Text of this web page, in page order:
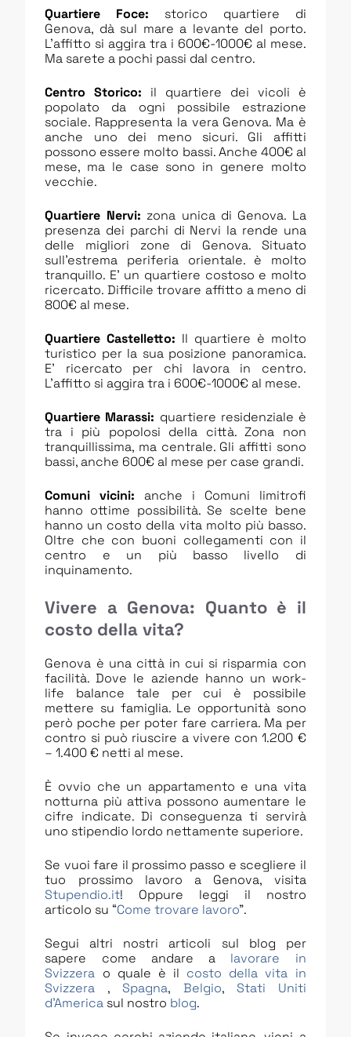
Quartiere Foce: storico quartiere di
Genova, dà sul mare a levante del porto.
L’affitto si aggira tra i 600€-1000€ al mese.
Ma sarete a pochi passi dal centro.
Centro Storico: il quartiere dei vicoli è
popolato da ogni possibile estrazione
sociale. Rappresenta la vera Genova. Ma è
anche uno dei meno sicuri. Gli affitti
possono essere molto bassi. Anche 400€ al
mese, ma le case sono in genere molto
vecchie.
Quartiere Nervi: zona unica di Genova. La
presenza dei parchi di Nervi la rende una
delle migliori zone di Genova. Situato
sull’estrema periferia orientale. è molto
tranquillo. E’ un quartiere costoso e molto
ricercato. Difficile trovare affitto a meno di
800€ al mese.
Quartiere Castelletto: Il quartiere è molto
turistico per la sua posizione panoramica.
E’ ricercato per chi lavora in centro.
L’affitto si aggira tra i 600€-1000€ al mese.
Quartiere Marassi: quartiere residenziale è
tra i più popolosi della città. Zona non
tranquillissima, ma centrale. Gli affitti sono
bassi, anche 600€ al mese per case grandi.
Comuni vicini: anche i Comuni limitrofi
hanno ottime possibilità. Se scelte bene
hanno un costo della vita molto più basso.
Oltre che con buoni collegamenti con il
centro e un più basso livello di
inquinamento.
Vivere a Genova: Quanto è il
costo della vita?
Genova è una città in cui si risparmia con
facilità. Dove le aziende hanno un work-
life balance tale per cui è possibile
mettere su famiglia. Le opportunità sono
però poche per poter fare carriera. Ma per
contro si può riuscire a vivere con 1.200 €
– 1.400 € netti al mese.
È ovvio che un appartamento e una vita
notturna più attiva possono aumentare le
cifre indicate. Di conseguenza ti servirà
uno stipendio lordo nettamente superiore.
Se vuoi fare il prossimo passo e scegliere il
tuo prossimo lavoro a Genova, visita
Stupendio.it! Oppure leggi il nostro
articolo su “Come trovare lavoro”.
Segui altri nostri articoli sul blog per
sapere come andare a lavorare in
Svizzera o quale è il costo della vita in
Svizzera ,Spagna, Belgio,Stati Uniti
d’America sul nostro blog.